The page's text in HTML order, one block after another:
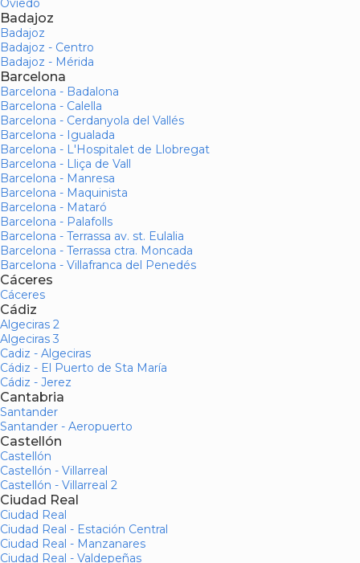
Oviedo
Badajoz
Badajoz
Badajoz - Centro
Badajoz - Mérida
Barcelona
Barcelona - Badalona
Barcelona - Calella
Barcelona - Cerdanyola del Vallés
Barcelona - Igualada
Barcelona - L'Hospitalet de Llobregat
Barcelona - Lliça de Vall
Barcelona - Manresa
Barcelona - Maquinista
Barcelona - Mataró
Barcelona - Palafolls
Barcelona - Terrassa av. st. Eulalia
Barcelona - Terrassa ctra. Moncada
Barcelona - Villafranca del Penedés
Cáceres
Cáceres
Cádiz
Algeciras 2
Algeciras 3
Cadiz - Algeciras
Cádiz - El Puerto de Sta María
Cádiz - Jerez
Cantabria
Santander
Santander - Aeropuerto
Castellón
Castellón
Castellón - Villarreal
Castellón - Villarreal 2
Ciudad Real
Ciudad Real
Ciudad Real - Estación Central
Ciudad Real - Manzanares
Ciudad Real - Valdepeñas